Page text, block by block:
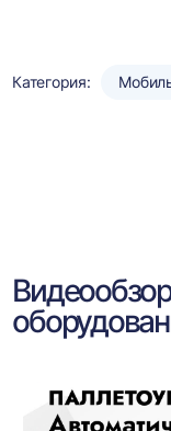
Категория: